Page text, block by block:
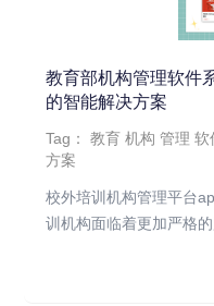
教育部机构管理软件
的智能解决方案
Tag：教育 机构 管理 软
方案
校外培训机构管理平台
训机构面临着更加严格